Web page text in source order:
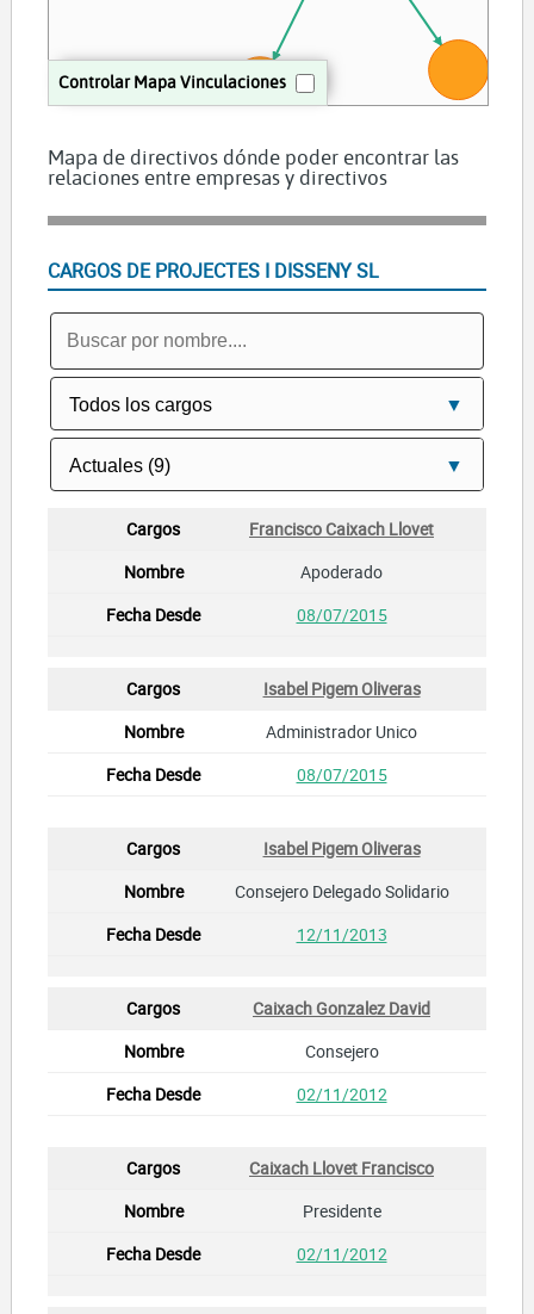
Controlar Mapa Vinculaciones
Mapa de directivos dónde poder encontrar las
relaciones entre empresas y directivos
CARGOS DE PROJECTES I DISSENY SL
Francisco Caixach Llovet
Apoderado
08/07/2015
Isabel Pigem Oliveras
Administrador Unico
08/07/2015
Isabel Pigem Oliveras
Consejero Delegado Solidario
12/11/2013
Caixach Gonzalez David
Consejero
02/11/2012
Caixach Llovet Francisco
Presidente
02/11/2012